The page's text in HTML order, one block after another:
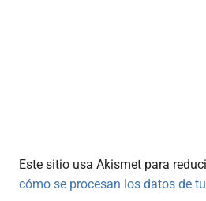
Este sitio usa Akismet para
cómo se procesan los datos de